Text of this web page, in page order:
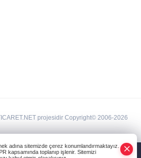
projesidir Copyright© 2006-2026
adına sitemizde çerez konumlandırmaktayız.
kapsamında toplanıp işlenir. Sitemizi